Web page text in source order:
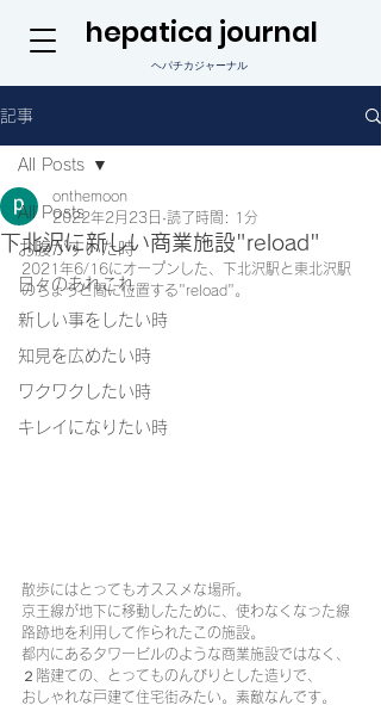
hepatica journal
ヘパチカジャーナル
記事
All Posts
お腹がすいた時
日々のあれこれ
新しい事をしたい時
知見を広めたい時
ワクワクしたい時
キレイになりたい時
All Posts
下北沢に新しい商業施設"reload"
onthemoon
2022年2月23日 読了時間: 1分
2021年6/16にオープンした、下北沢駅と東北沢駅
のちょうど間に位置する"reload"。
散歩にはとってもオススメな場所。
京王線が地下に移動したために、使わなくなった線
路跡地を利用して作られたこの施設。
都内にあるタワービルのような商業施設ではなく、
２階建ての、とってものんびりとした造りで、
おしゃれな戸建て住宅街みたい。素敵なんです。